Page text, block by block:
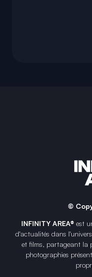
©
INFINITY AREA® est
d'actualités dans
et films, partageant la
photographies